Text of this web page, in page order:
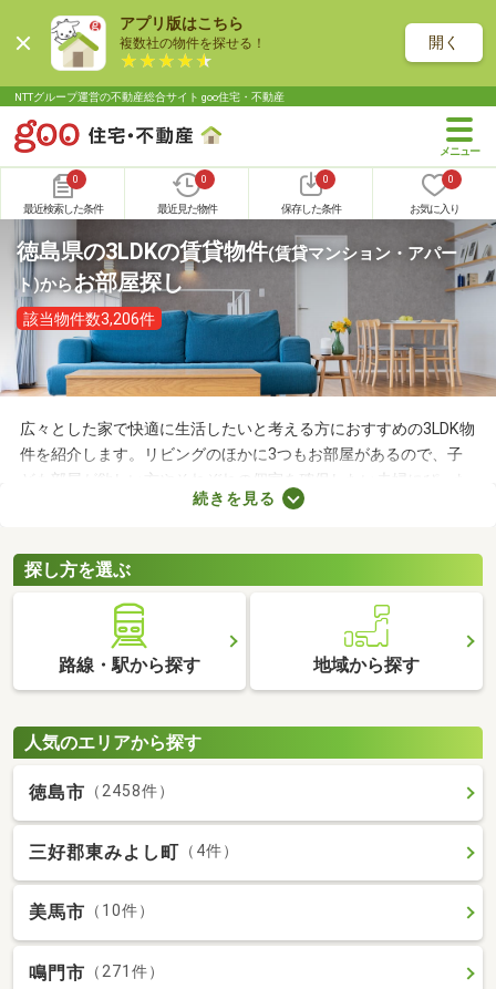
アプリ版はこちら
複数社の物件を探せる！ 開く
NTTグループ運営の不動産総合サイト goo住宅・不動産
0
最近検索した条件
0
最近見た物件
0
保存した条件
0
お気に入り
徳島県の3LDKの賃貸物件(賃貸マンション・アパー
ト)からお部屋探し
該当物件数3,206件
広々とした家で快適に生活したいと考える方におすすめの3LDK物
件を紹介します。リビングのほかに3つもお部屋があるので、子
ども部屋が欲しい方やそれぞれの個室を確保したい夫婦にぴった
り。物件のなかには新しい設備を用意しているところもあるの
くださいね。
続きを見る
探し方を選ぶ
路線・駅から探す 地域から探す
人気のエリアから探す
徳島市 （2458件）
三好郡東みよし町 （4件）
美馬市 （10件）
鳴門市 （271件）